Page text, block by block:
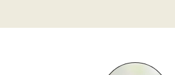
コウケンテツのヒトワザ巡り